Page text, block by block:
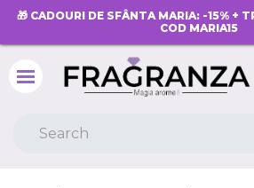
🎁 CADOURI DE SFÂNTA MARIA: -15% +
COD MARIA15